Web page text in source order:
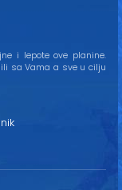
i lepote ove planine.
sa Vama a sve u cilju